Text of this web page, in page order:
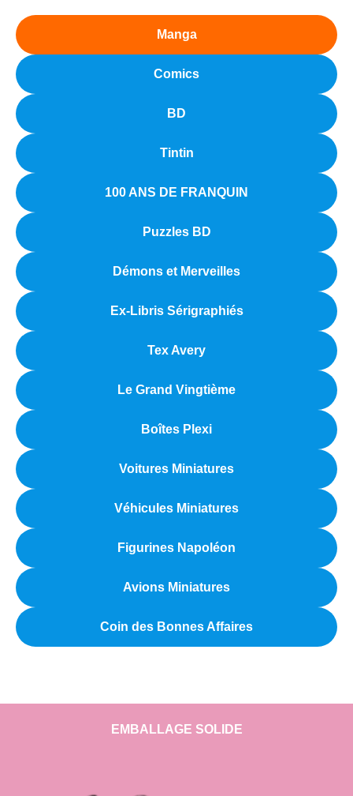
Manga
Comics
BD
Tintin
100 ANS DE FRANQUIN
Puzzles BD
Démons et Merveilles
Ex-Libris Sérigraphiés
Tex Avery
Le Grand Vingtième
Boîtes Plexi
Voitures Miniatures
Véhicules Miniatures
Figurines Napoléon
Avions Miniatures
Coin des Bonnes Affaires
EMBALLAGE SOLIDE